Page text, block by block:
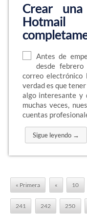
Crear
Antes de
desde
correo electrónico
verdad es que
algo interesante y
muchas veces,
cuentas
Sigue leyendo →
« Primera « 10
241 242 250